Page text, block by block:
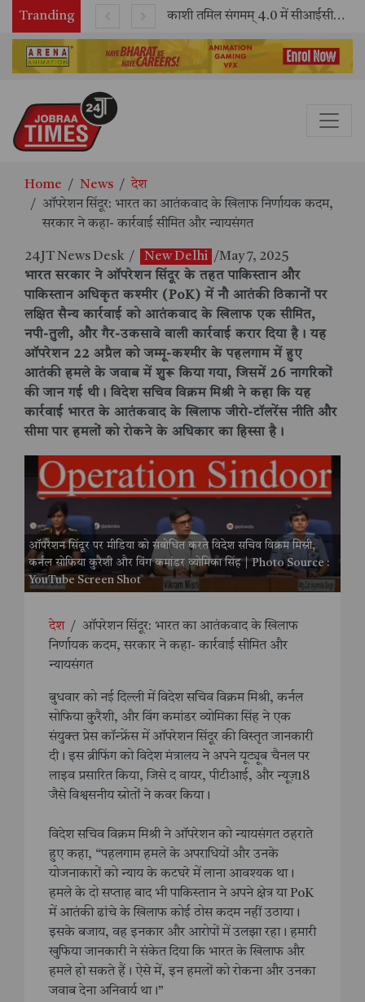
Tranding काशी तमिल संगमम् 4.0 में सीआईसीटी का स्टॉल बना तमिल भाषा और संस्कृति का केंद्र, ‘तमिल करकलाम’ से सीखना हुआ सरल
Home News
देश
ऑपरेशन सिंदूर: भारत का आतंकवाद के खिलाफ निर्णायक कदम,
सरकार ने कहा- कार्रवाई सीमित और न्यायसंगत
24JT News Desk / New Delhi /May 7, 2025
भारत सरकार ने ऑपरेशन सिंदूर के तहत पाकिस्तान और
पाकिस्तान अधिकृत कश्मीर (PoK) में नौ आतंकी ठिकानों पर
लक्षित सैन्य कार्रवाई को आतंकवाद के खिलाफ एक सीमित,
नपी-तुली, और गैर-उकसावे वाली कार्रवाई करार दिया है। यह
ऑपरेशन 22 अप्रैल को जम्मू-कश्मीर के पहलगाम में हुए
आतंकी हमले के जवाब में शुरू किया गया, जिसमें 26 नागरिकों
की जान गई थी। विदेश सचिव विक्रम मिश्री ने कहा कि यह
कार्रवाई भारत के आतंकवाद के खिलाफ जीरो-टॉलरेंस नीति और
सीमा पार हमलों को रोकने के अधिकार का हिस्सा है।
ऑपरेशन सिंदूर पर मीडिया को संबोधित करते विदेश सचिव विक्रम मिस्री,
कर्नल सोफिया कुरैशी और विंग कमांडर व्योमिका सिंह | Photo Source :
YouTube Screen Shot
देश / ऑपरेशन सिंदूर: भारत का आतंकवाद के खिलाफ
निर्णायक कदम, सरकार ने कहा- कार्रवाई सीमित और
न्यायसंगत
बुधवार को नई दिल्ली में विदेश सचिव विक्रम मिश्री, कर्नल
सोफिया कुरैशी, और विंग कमांडर व्योमिका सिंह ने एक
संयुक्त प्रेस कॉन्फ्रेंस में ऑपरेशन सिंदूर की विस्तृत जानकारी
दी। इस ब्रीफिंग को विदेश मंत्रालय ने अपने यूट्यूब चैनल पर
लाइव प्रसारित किया, जिसे द वायर, पीटीआई, और न्यूज़18
जैसे विश्वसनीय स्रोतों ने कवर किया।
विदेश सचिव विक्रम मिश्री ने ऑपरेशन को न्यायसंगत ठहराते
हुए कहा, “पहलगाम हमले के अपराधियों और उनके
योजनाकारों को न्याय के कटघरे में लाना आवश्यक था।
हमले के दो सप्ताह बाद भी पाकिस्तान ने अपने क्षेत्र या PoK
में आतंकी ढांचे के खिलाफ कोई ठोस कदम नहीं उठाया।
इसके बजाय, वह इनकार और आरोपों में उलझा रहा। हमारी
खुफिया जानकारी ने संकेत दिया कि भारत के खिलाफ और
हमले हो सकते हैं। ऐसे में, इन हमलों को रोकना और उनका
जवाब देना अनिवार्य था।”